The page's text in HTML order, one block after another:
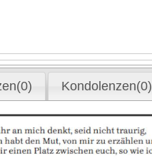
Kondolenzen(0)